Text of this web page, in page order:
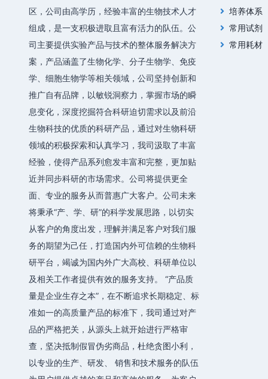
区，公司由高学历，经验丰富的生物技术人才
组成，是一支积极进取且富有活力的队伍。公
司主要提供实验产品与技术的整体服务解决方
案，产品涵盖了生物化学、分子生物学、免疫
学、细胞生物学等相关领域，公司坚持创新和
推广自有品牌，以敏锐洞察力，掌握市场的瞬
息变化，深度挖掘符合科研迫切需求以及前沿
生物科技的优质的科研产品，通过对生物科研
领域的积极探索和认真学习，我司汲取了丰富
经验，使得产品系列愈发丰富和完整，更加贴
近并同步科研的市场需求。公司将提供更全
面、专业的服务从而普惠广大客户。公司未来
将秉承“产、学、研”的科学发展思路，以切实
从客户的角度出发，理解并满足客户对我们服
务的期望为己任，打造国内外可信赖的生物科
研平台，竭诚为国内外广大高校、科研单位以
及相关工作者提供有效的服务支持。 “产品质
量是企业生存之本”，在不断追求长期稳定、标
准如一的高质量产品的标准下，我司通过对产
品的严格把关，从源头上就开始进行严格审
查，坚决抵制假冒伪劣商品，杜绝贪图小利，
以专业的生产、研发、 销售和技术服务的队伍
培养体系
常用试剂
常用耗材